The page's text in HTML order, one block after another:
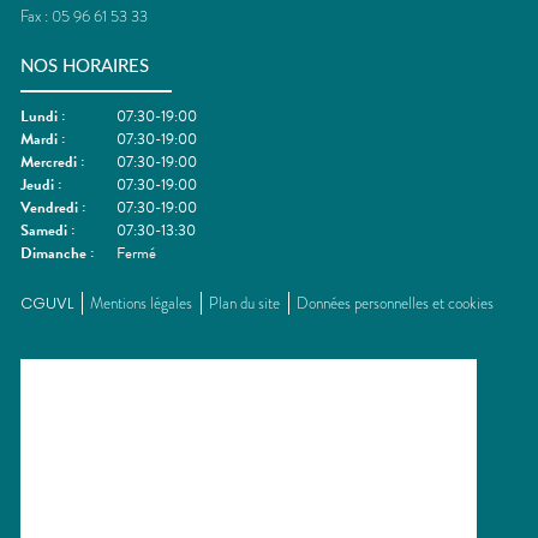
Fax : 05 96 61 53 33
NOS HORAIRES
Lundi :
07:30-19:00
Mardi :
07:30-19:00
Mercredi :
07:30-19:00
Jeudi :
07:30-19:00
Vendredi :
07:30-19:00
Samedi :
07:30-13:30
Dimanche : Fermé
CGUVL Mentions légales Plan du site Données personnelles et cookies